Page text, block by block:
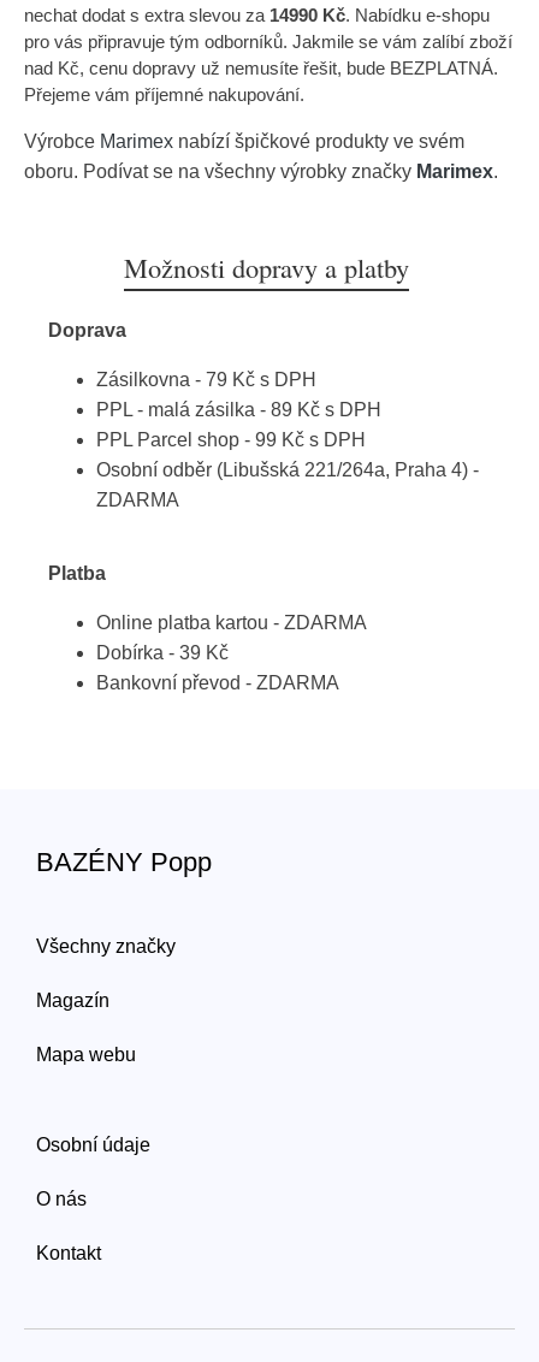
nechat dodat s extra slevou za 14990 Kč. Nabídku e-shopu
pro vás připravuje tým odborníků. Jakmile se vám zalíbí zboží
nad Kč, cenu dopravy už nemusíte řešit, bude BEZPLATNÁ.
Přejeme vám příjemné nakupování.
Výrobce Marimex nabízí špičkové produkty ve svém
oboru. Podívat se na všechny výrobky značky Marimex.
Možnosti dopravy a platby
Doprava
Zásilkovna - 79 Kč s DPH
PPL - malá zásilka - 89 Kč s DPH
PPL Parcel shop - 99 Kč s DPH
Osobní odběr (Libušská 221/264a, Praha 4) -
ZDARMA
Platba
Online platba kartou - ZDARMA
Dobírka - 39 Kč
Bankovní převod - ZDARMA
BAZÉNY Popp
Všechny značky
Magazín
Mapa webu
Osobní údaje
O nás
Kontakt